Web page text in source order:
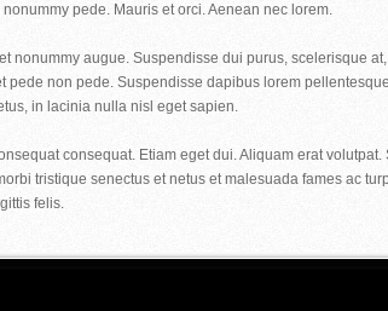
pede. Mauris et orci. Aenean nec lorem.
nonummy augue. Suspendisse dui purus, scelerisque
pede non pede. Suspendisse dapibus lorem
in lacinia nulla nisl eget sapien.
consequat. Etiam eget dui. Aliquam erat
tristique senectus et netus et malesuada fames ac
felis.